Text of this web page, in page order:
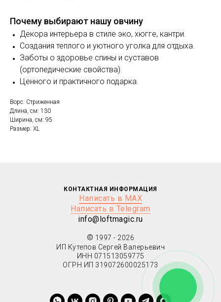
Почему выбирают нашу овчину
Декора интерьера в стиле эко, хюгге, кантри.
Создания теплого и уютного уголка для отдыха.
Заботы о здоровье спины и суставов
(ортопедические свойства).
Ценного и практичного подарка.
Ворс: Стриженная
Длина, см: 130
Ширина, см: 95
Размер: XL
КОНТАКТНАЯ ИНФОРМАЦИЯ
Написать в MAX
Написать в Telegram
info@loftmagic.ru
© 1997 - 2026
ИП Кутепов Сергей Валерьевич
ИНН 071513059775
ОГРН ИП 319072600025173